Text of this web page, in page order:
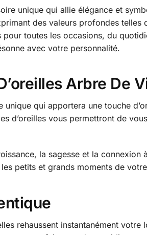
unique qui allie élégance et
des valeurs profondes telles
toutes les occasions, du
avec votre personnalité.
Arbre De
qui apportera une touche
d’oreilles vous permettront de
la sagesse et la connexion
petits et grands moments de
rehaussent instantanément